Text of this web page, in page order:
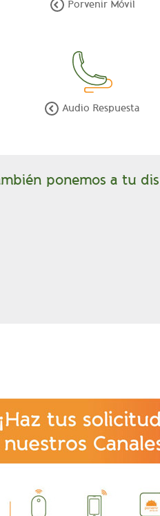
Porvenir Móvil
Audio Respuesta
ponemos a tu